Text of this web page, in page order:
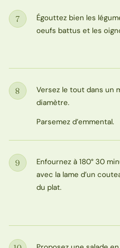
Étape
7
Égouttez bien les
oeufs battus et les
Étape
8
Versez le tout dans un
diamètre.
Parsemez d’emmental.
Étape
9
Enfournez à 180° 30
avec la lame d’un
du plat.